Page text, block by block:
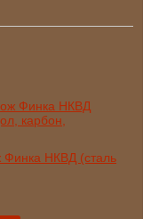
Финка НКВД (сталь